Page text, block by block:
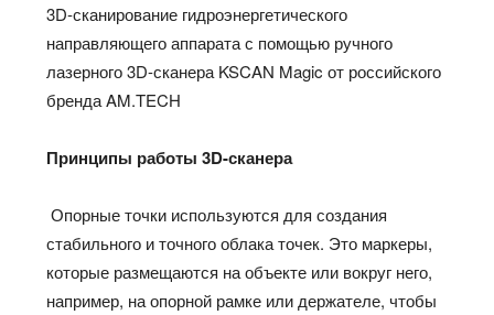
3D-сканирование гидроэнергетического
направляющего аппарата с помощью ручного
лазерного 3D-сканера KSCAN Magic от российского
бренда AM.TECH
Принципы работы 3D-сканера
Опорные точки используются для создания
стабильного и точного облака точек. Это маркеры,
которые размещаются на объекте или вокруг него,
например, на опорной рамке или держателе, чтобы